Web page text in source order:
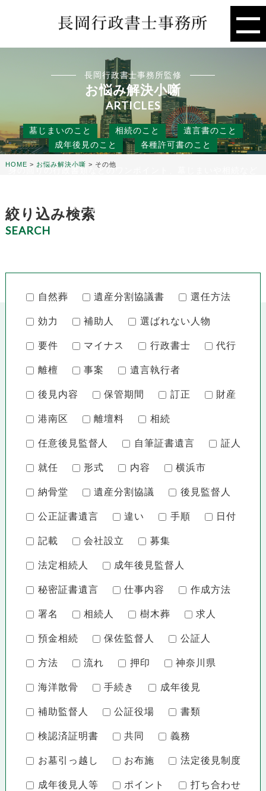
長岡行政書士事務所監修
お悩み解決小噺
ARTICLES
墓じまいのこと 相続のこと
遺言書のこと
成年後見のこと
各種許可書のこと
身の回りの行政書類などのワンポイント、墓じまいや相続など
ネになる小噺をお届けします。
HOME > お悩み解決小噺 > その他
絞り込み検索
SEARCH
自然葬 遺産分割協議書 選任方法
効力 補助人 選ばれない人物
要件 マイナス 行政書士 代行
離檀 事案 遺言執行者
後見内容 保管期間 訂正 財産
港南区 離壇料 相続
任意後見監督人 自筆証書遺言 証人
就任 形式 内容 横浜市
納骨堂 遺産分割協議 後見監督人
公正証書遺言 違い 手順 日付
記載 会社設立 募集
法定相続人 成年後見監督人
秘密証書遺言 仕事内容 作成方法
署名 相続人 樹木葬 求人
預金相続 保佐監督人 公証人
方法 流れ 押印 神奈川県
海洋散骨 手続き 成年後見
補助監督人 公証役場 書類
検認済証明書 共同 義務
お墓引っ越し お布施 法定後見制度
成年後見人等 ポイント 打ち合わせ